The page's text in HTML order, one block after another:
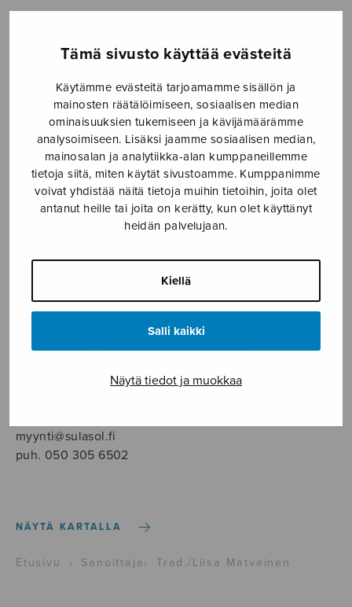
Tämä sivusto käyttää evästeitä
Käytämme evästeitä tarjoamamme sisällön ja
mainosten räätälöimiseen, sosiaalisen median
ominaisuuksien tukemiseen ja kävijämäärämme
analysoimiseen. Lisäksi jaamme sosiaalisen median,
mainosalan ja analytiikka-alan kumppaneillemme
tietoja siitä, miten käytät sivustoamme. Kumppanimme
voivat yhdistää näitä tietoja muihin tietoihin, joita olet
antanut heille tai joita on kerätty, kun olet käyttänyt
heidän palvelujaan.
Kiellä
Salli kaikki
Näytä tiedot ja muokkaa
SEKAKUORO
SOITINKOULUT JA OPPAAT
SOITINMUSIIKKI
YKSINLAULU
Sulasol nuottikauppa
ma–pe klo 10–16 tai sopimuksen mukaan
Tallberginkatu 1 B, 1,5 krs.
myynti@sulasol.fi
puh. 050 305 6502
NÄYTÄ KARTALLA
Etusivu › Sanoittaja › Trad./Liisa Matveinen